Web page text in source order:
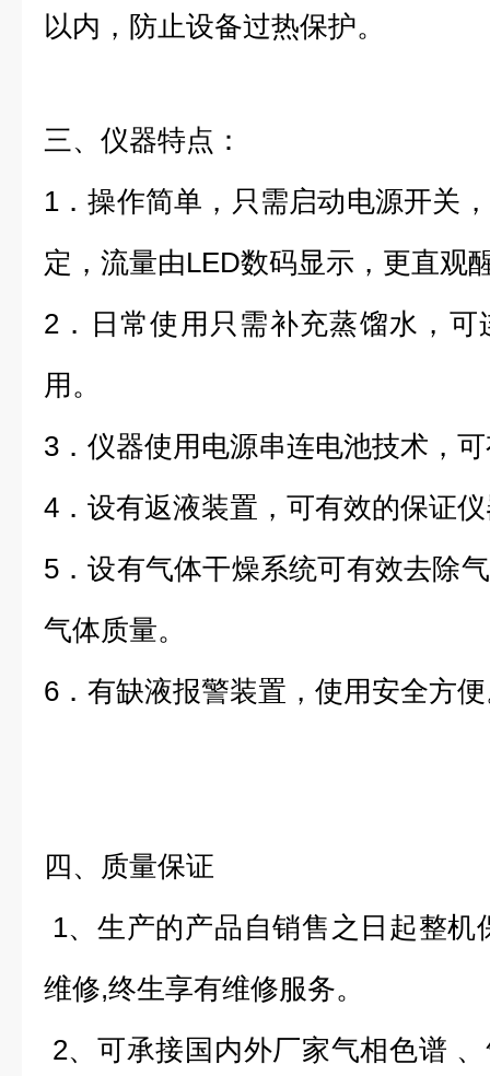
以内，防止设备过热保护。
三、仪器特点：
1．操作简单，只需启动电源开关
定，流量由LED数码显示，更直观
2．日常使用只需补充蒸馏水，
用。
3．仪器使用电源串连电池技术，
4．设有返液装置，可有效的保证
5．设有气体干燥系统可有效去除
气体质量。
6．有缺液报警装置，使用安全方
四、质量保证
1、生产的产品自销售之日起整
维修,终生享有维修服务。
2、可承接国内外厂家气相色谱